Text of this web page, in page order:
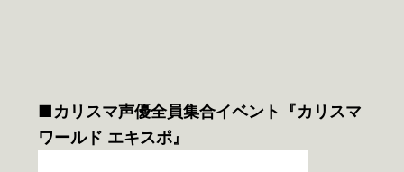
■カリスマ声優全員集合イベント『カリスマ
ワールド エキスポ』